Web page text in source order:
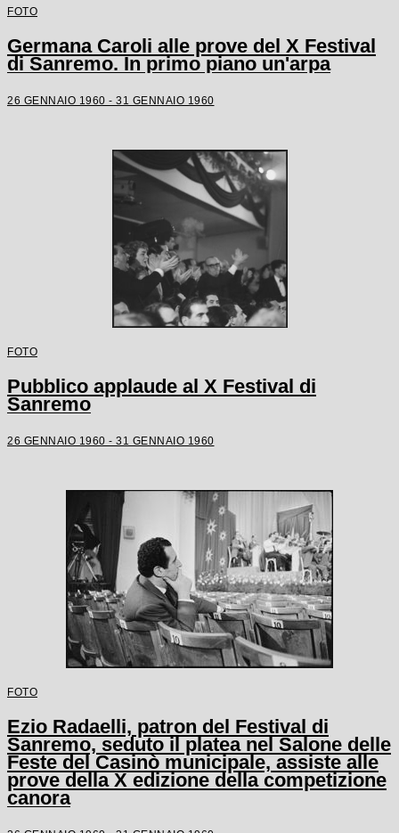
FOTO
Germana Caroli alle prove del X Festival
di Sanremo. In primo piano un'arpa
26 GENNAIO 1960 - 31 GENNAIO 1960
FOTO
Pubblico applaude al X Festival di
Sanremo
26 GENNAIO 1960 - 31 GENNAIO 1960
FOTO
Ezio Radaelli, patron del Festival di
Sanremo, seduto il platea nel Salone delle
Feste del Casinò municipale, assiste alle
prove della X edizione della competizione
canora